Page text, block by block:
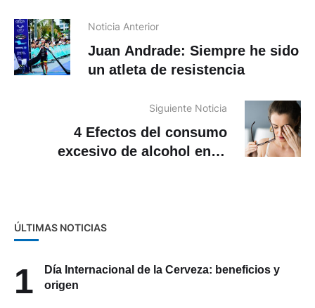
Noticia Anterior
Juan Andrade: Siempre he sido
un atleta de resistencia
Siguiente Noticia
4 Efectos del consumo
excesivo de alcohol en la
ÚLTIMAS NOTICIAS
1
Día Internacional de la Cerveza: beneficios y
origen